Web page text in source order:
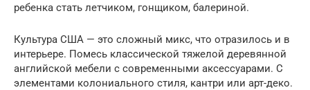
ребенка стать летчиком, гонщиком, балериной.
Культура США — это сложный микс, что отразилось и в
интерьере. Помесь классической тяжелой деревянной
английской мебели с современными аксессуарами. С
элементами колониального стиля, кантри или арт-деко.